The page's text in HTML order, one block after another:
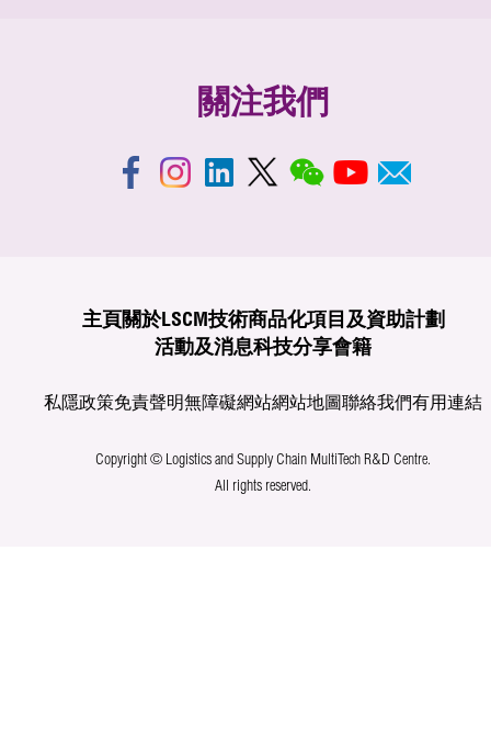
關注我們
主頁 關於LSCM技術商品化項目及資助計劃
活動及消息科技分享會籍
私隱政策免責聲明無障礙網站網站地圖聯絡我們有用連結
Copyright © Logistics and Supply Chain MultiTech R&D Centre.
All rights reserved.